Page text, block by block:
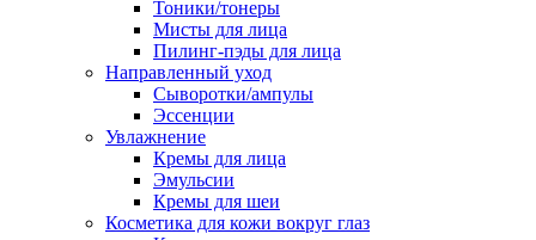
Тоники/тонеры
Мисты для лица
Пилинг-пэды для лица
Направленный уход
Сыворотки/ампулы
Эссенции
Увлажнение
Кремы для лица
Эмульсии
Кремы для шеи
Косметика для кожи вокруг глаз